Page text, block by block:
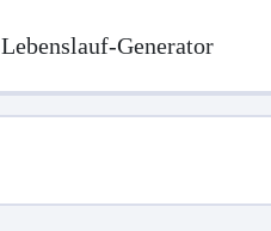
Lebenslauf-Generator